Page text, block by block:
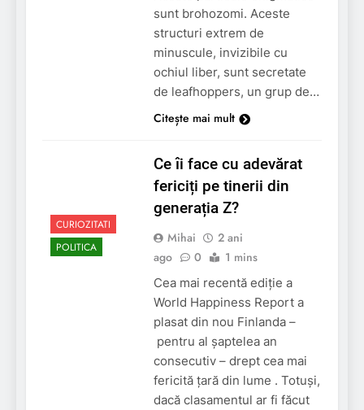
sunt brohozomi. Aceste
structuri extrem de
minuscule, invizibile cu
ochiul liber, sunt secretate
de leafhoppers, un grup de…
Citește mai mult
CURIOZITATI
POLITICA
Ce îi face cu adevărat
fericiți pe tinerii din
generația Z?
Mihai
2 ani
ago
0 1 mins
Cea mai recentă ediție a
World Happiness Report a
plasat din nou Finlanda –
pentru al șaptelea an
consecutiv – drept cea mai
fericită țară din lume . Totuși,
dacă clasamentul ar fi făcut